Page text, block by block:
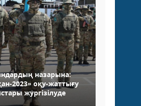
назарына:
2023» оқу-жаттығу
жургізілуде